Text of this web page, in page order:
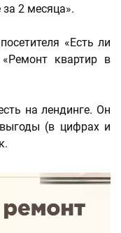
2 месяца».
«Есть ли
квартир в
на лендинге. Он
(в цифрах и